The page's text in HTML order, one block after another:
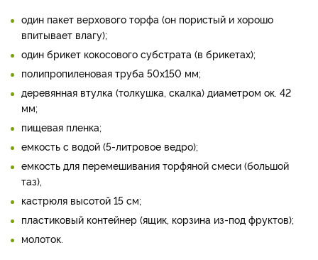
один пакет верхового торфа (он пористый и хорошо
впитывает влагу);
один брикет кокосового субстрата (в брикетах);
полипропиленовая труба 50x150 мм;
деревянная втулка (толкушка, скалка) диаметром ок. 42
мм;
пищевая пленка;
емкость с водой (5-литровое ведро);
емкость для перемешивания торфяной смеси (большой
таз),
кастрюля высотой 15 см;
пластиковый контейнер (ящик, корзина из-под фруктов);
молоток.